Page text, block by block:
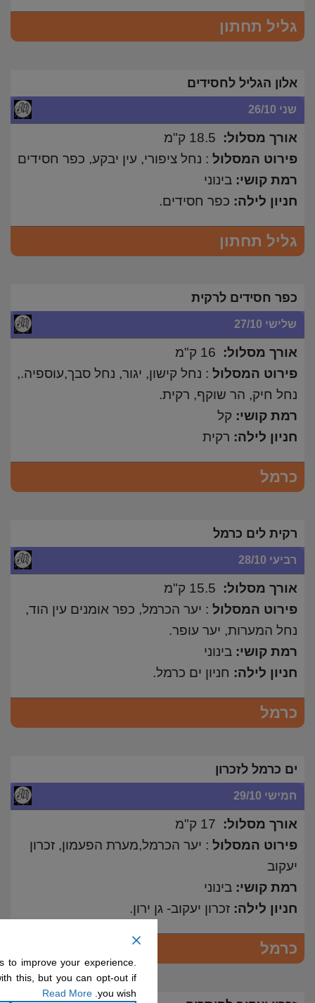
גליל תחתון
אלון הגליל לחסידים
שני 26/10
אורך מסלול:
פירוט המסלול : נחל ציפורי, עין יבקע, כפר חסידים
רמת קושי: בינוני
חניון לילה: כפר חסידים.
גליל תחתון
כפר חסידים לרקית
שלישי 27/10
אורך מסלול:
פירוט המסלול : נחל קישון, יגור, נחל סבך,עוספיה.,
נחל חיק, הר שוקף, רקית.
רמת קושי: קל
חניון לילה: רקית
כרמל
רקית לים כרמל
רביעי 28/10
אורך מסלול:
פירוט המסלול : יער הכרמל, כפר אומנים עין הוד,
נחל המערות, יער עופר.
רמת קושי: בינוני
חניון לילה: חניון ים כרמל.
כרמל
ים כרמל לזכרון
חמישי 29/10
אורך מסלול:
פירוט המסלול : יער הכרמל,מערת הפעמון, זכרון
יעקוב
רמת קושי: בינוני
חניון לילה: זכרון יעקוב- גן ירון.
כרמל
to improve your experience.
this, but you can opt-out if
you wish.
Read More